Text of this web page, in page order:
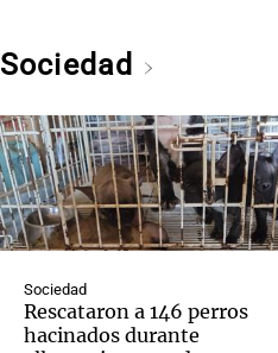
Sociedad
Sociedad
Rescataron a 146 perros
hacinados durante